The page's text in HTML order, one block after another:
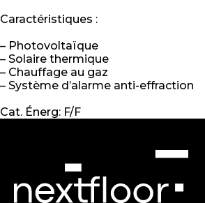
Caractéristiques :
– Photovoltaïque
– Solaire thermique
– Chauffage au gaz
– Système d’alarme anti-effraction
Cat. Énerg: F/F